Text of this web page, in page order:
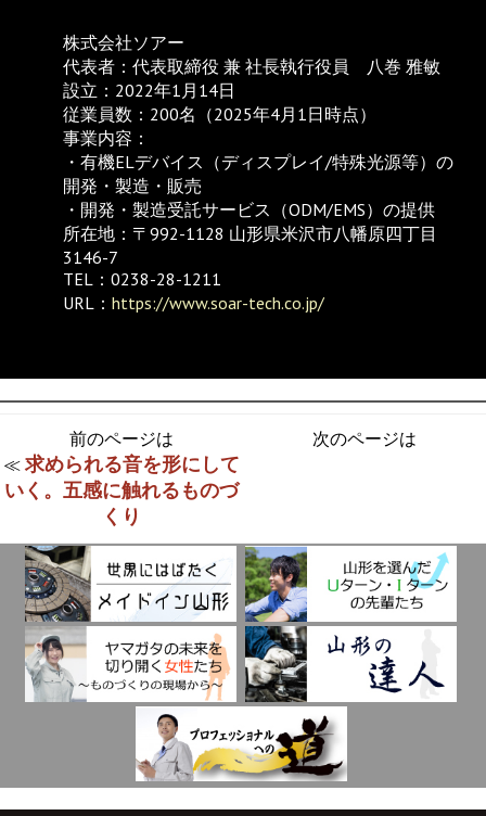
株式会社ソアー
代表者：代表取締役 兼 社長執行役員 八巻 雅敏
設立：2022年1月14日
従業員数：200名（2025年4月1日時点）
事業内容：
・有機ELデバイス（ディスプレイ/特殊光源等）の
開発・製造・販売
・開発・製造受託サービス（ODM/EMS）の提供
所在地：〒992-1128 山形県米沢市八幡原四丁目
3146-7
TEL：0238-28-1211
URL： https://www.soar-tech.co.jp/
前のページは
≪ 求められる音を形にして
いく。五感に触れるものづ
くり
次のページは